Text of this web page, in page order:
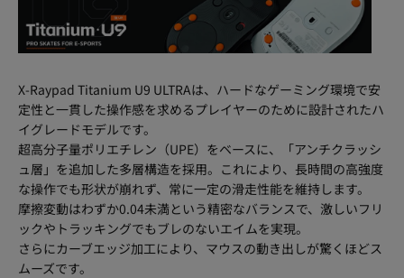
X-Raypad Titanium U9 ULTRAは、ハードなゲーミング環境で安
定性と一貫した操作感を求めるプレイヤーのために設計されたハ
イグレードモデルです。
超高分子量ポリエチレン（UPE）をベースに、「アンチクラッシ
ュ層」を追加した多層構造を採用。これにより、長時間の高強度
な操作でも形状が崩れず、常に一定の滑走性能を維持します。
摩擦変動はわずか0.04未満という精密なバランスで、激しいフリ
ックやトラッキングでもブレのないエイムを実現。
さらにカーブエッジ加工により、マウスの動き出しが驚くほどス
ムーズです。